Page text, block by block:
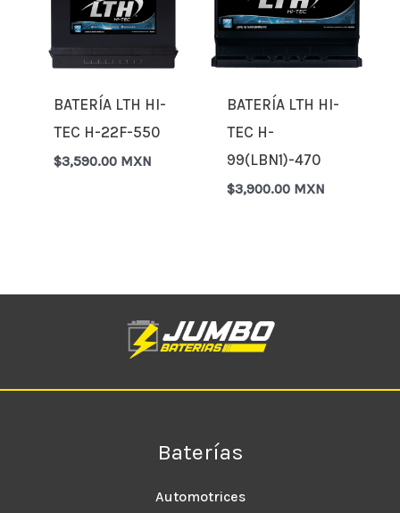
BATERÍA LTH HI-
TEC H-22F-550
$3,590.00 MXN
BATERÍA LTH HI-
TEC H-
99(LBN1)-470
$3,900.00 MXN
Baterías
Automotrices